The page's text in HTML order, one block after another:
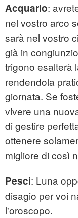
Acquario:
nel vostro arco
sarà nel vostro
già in
trigono esalterà
rendendola
giornata. Se
vivere una
di gestire
ottenere
migliore di così
Pesci: Luna
disagio per voi
l'oroscopo.